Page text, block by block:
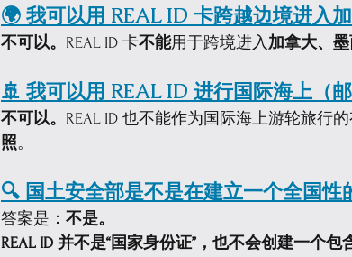
🌍 我可以用 REAL ID 卡跨越边境进入
不可以。 REAL ID 卡不能用于跨境进入 加拿大、
🚢 我可以用 REAL ID 进行国际海上（
不可以。 REAL ID 也不能作为国际海上游轮旅行
照。
🔍 国土安全部是不是在建立一个全国性
答案是： 不是。
REAL ID 并不是“国家身份证”，也不会创建一个